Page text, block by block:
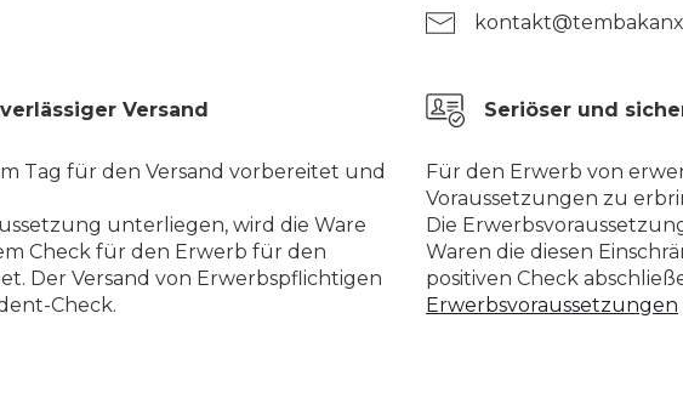
Versand
Tag für den Versand vorbereitet und
unterliegen, wird die Ware
Check für den Erwerb für den
Der Versand von Erwerbspflichtigen
Check.
Seriöser und
Für den Erwerb von
Voraussetzungen zu
Die
Waren die diesen
positiven Check
Erwerbsvoraussetzungen